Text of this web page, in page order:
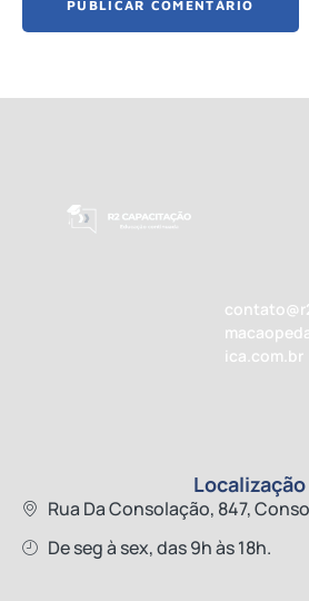
ica.com.br
Localização
Rua Da Consolação, 847,
De seg à sex, das 9h às 18h.